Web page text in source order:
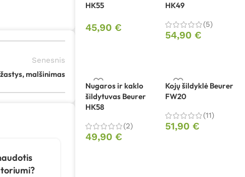
Senesnis
malšinimas
HK55
45,90 €
HK49
(5)
54,90 €
Nugaros ir kaklo
šildytuvas Beurer
HK58
(2)
49,90 €
Kojų šildyklė Beurer
FW20
(11)
51,90 €